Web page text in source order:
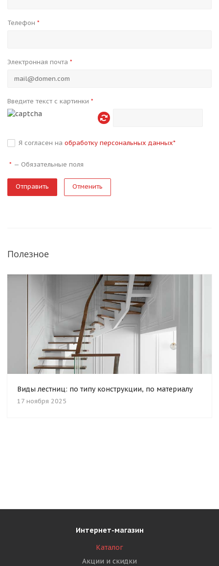
Телефон *
Электронная почта *
Введите текст с картинки *
Я согласен на обработку персональных данных*
* — Обязательные поля
Отменить
Полезное
Виды лестниц: по типу конструкции, по материалу
17 ноября 2025
Интернет-магазин
Каталог
Акции и скидки